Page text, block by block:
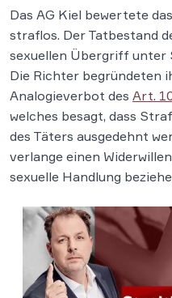
Das AG Kiel bewertete
straflos. Der Tatbestand
sexuellen Übergriff
Die Richter begründeten
Analogieverbot des Art.
welches besagt, dass
des Täters ausgedehnt
verlange einen
sexuelle Handlung